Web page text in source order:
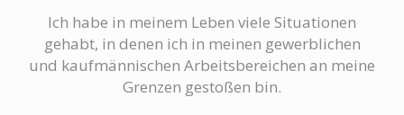
Ich habe in meinem Leben viele Situationen
gehabt, in denen ich in meinen gewerblichen
und kaufmännischen Arbeitsbereichen an meine
Grenzen gestoßen bin.